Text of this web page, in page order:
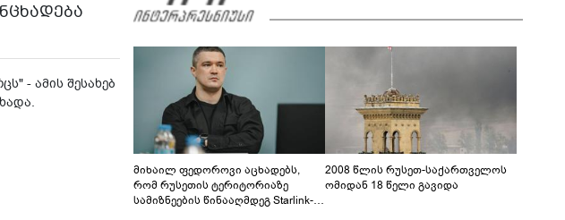
ელი კურსის სტუდენტიც იკითხავს"
00:20
პორნოგრაფიული იერსახე და
შეურაცხმყოფელ ტექსტებთან ერთად
გაავრცელა - შსს ბრალდებულის დაკავების
კადრებს აქვეყნებს
ნიკა მელიას სასამართლოს უპატივცემლობის
ფაქტზე 1 წლით და 6 თვით თავისუფლების
აღკვეთა მიესაჯა
- ამის შესახებ
მიხაილ ფედოროვი აცხადებს,
რომ რუსეთის ტერიტორიაზე
სამიზნეების წინააღმდეგ Starlink-
2008 წლის რუსეთ-საქართველოს
ომიდან 18 წელი გავიდა